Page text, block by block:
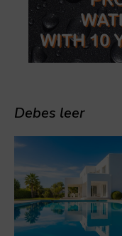
Debes leer